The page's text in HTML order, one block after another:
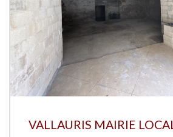
VALLAURIS MAIRIE LOCAL